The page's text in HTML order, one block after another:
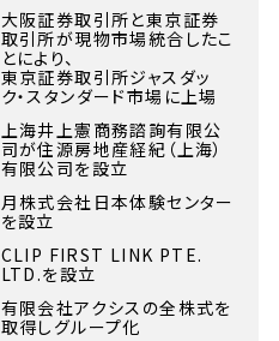
大阪証券取引所と東京証券
取引所が現物市場統合したこ
とにより、
東京証券取引所ジャスダッ
ク・スタンダード市場に上場
上海井上憲商務諮詢有限公
司が住源房地産経紀（上海）
有限公司を設立
月株式会社日本体験センター
を設立
CLIP FIRST LINK PTE.
LTD.を設立
有限会社アクシスの全株式を
取得しグループ化